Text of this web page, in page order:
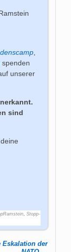
,
spenden
unserer
sind
,Stopp-
Eskalation der